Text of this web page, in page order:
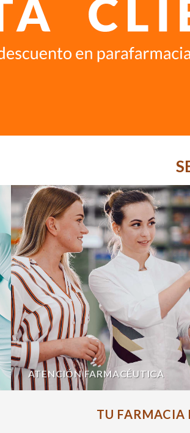
ATENCIÓN FARMACÉUTICA
TU FARMACIA